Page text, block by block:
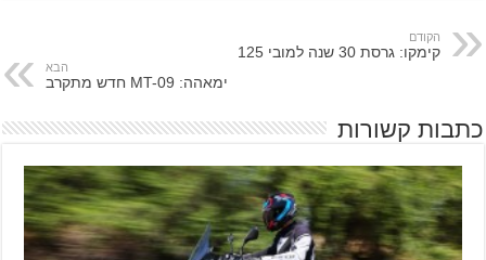
הקודם
קימקו: גרסת 30 שנה למובי 125
הבא
ימאהה: MT-09 חדש מתקרב
כתבות קשורות